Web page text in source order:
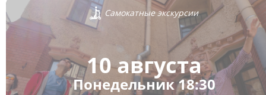
Самокатные экскурсии
10 августа
Понедельник 18:30